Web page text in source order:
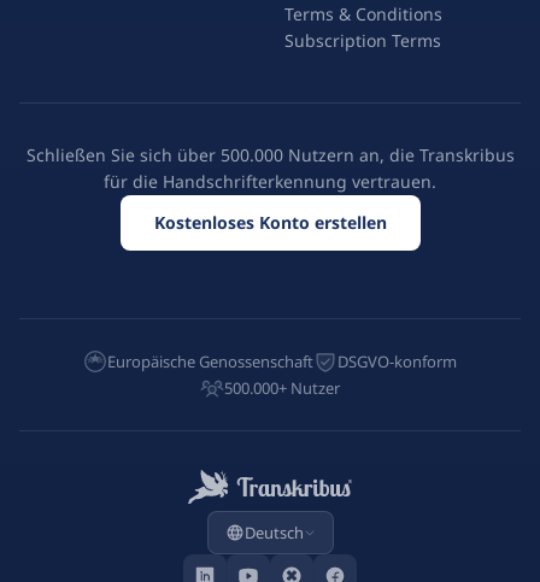
Terms & Conditions
Subscription Terms
Schließen Sie sich über 500.000 Nutzern an, die Transkribus
für die Handschrifterkennung vertrauen.
Kostenloses Konto erstellen
Europäische Genossenschaft
DSGVO-konform
500.000+ Nutzer
Deutsch